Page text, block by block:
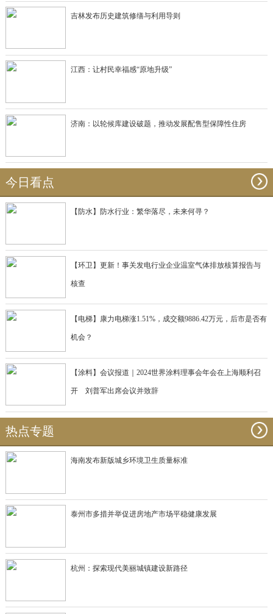
吉林发布历史建筑修缮与利用导则
江西：让村民幸福感“原地升级”
济南：以轮候库建设破题，推动发展配售型保障性住房
今日看点
【防水】防水行业：繁华落尽，未来何寻？
【环卫】更新！事关发电行业企业温室气体排放核算报告与
核查
【电梯】康力电梯涨1.51%，成交额9886.42万元，后市是否有
机会？
【涂料】会议报道｜2024世界涂料理事会年会在上海顺利召
开 刘普军出席会议并致辞
热点专题
海南发布新版城乡环境卫生质量标准
泰州市多措并举促进房地产市场平稳健康发展
杭州：探索现代美丽城镇建设新路径